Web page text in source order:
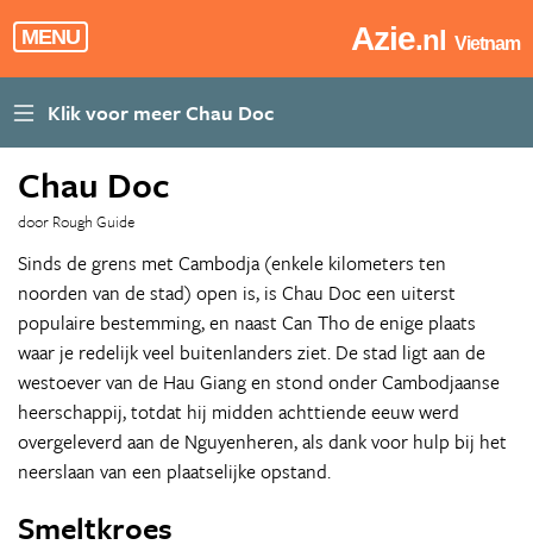
MENU Azie.nl Vietnam
Chau Doc
door Rough Guide
Sinds de grens met Cambodja (enkele kilometers ten
noorden van de stad) open is, is Chau Doc een uiterst
populaire bestemming, en naast Can Tho de enige plaats
waar je redelijk veel buitenlanders ziet. De stad ligt aan de
westoever van de Hau Giang en stond onder Cambodjaanse
heerschappij, totdat hij midden achttiende eeuw werd
overgeleverd aan de Nguyenheren, als dank voor hulp bij het
neerslaan van een plaatselijke opstand.
Smeltkroes